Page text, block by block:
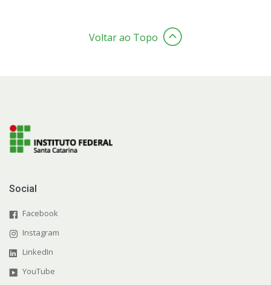
Voltar ao Topo
Social
Facebook
Instagram
LinkedIn
YouTube